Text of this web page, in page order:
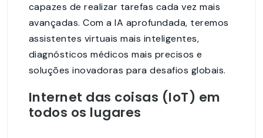
capazes de realizar tarefas cada vez mais
avançadas. Com a IA aprofundada, teremos
assistentes virtuais mais inteligentes,
diagnósticos médicos mais precisos e
soluções inovadoras para desafios globais.
Internet das coisas (IoT) em
todos os lugares